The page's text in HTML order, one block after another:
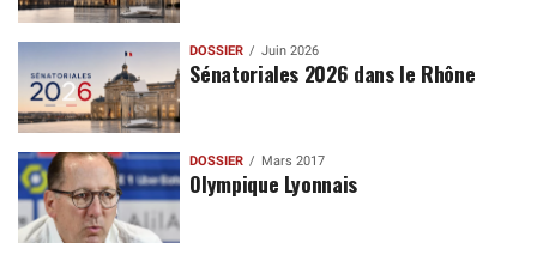
DOSSIER Juin 2026
Sénatoriales 2026 dans le Rhône
DOSSIER Mars 2017
Olympique Lyonnais